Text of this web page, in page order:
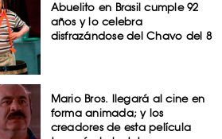
Abuelito en Brasil cumple 92
años y lo celebra
disfrazándose del Chavo del 8
Mario Bros. llegará al cine en
forma animada; y los
creadores de esta película